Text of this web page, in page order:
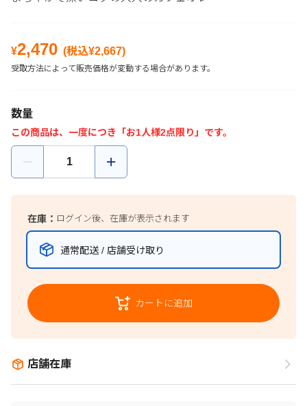
¥2,470 (税込¥2,667)
受取方法によって販売価格が変動する場合があります。
数量
この商品は、一度につき「お1人様2点限り」です。
在庫： ログイン後、在庫が表示されます
通常配送 / 店舗受け取り
カートに追加
店舗在庫